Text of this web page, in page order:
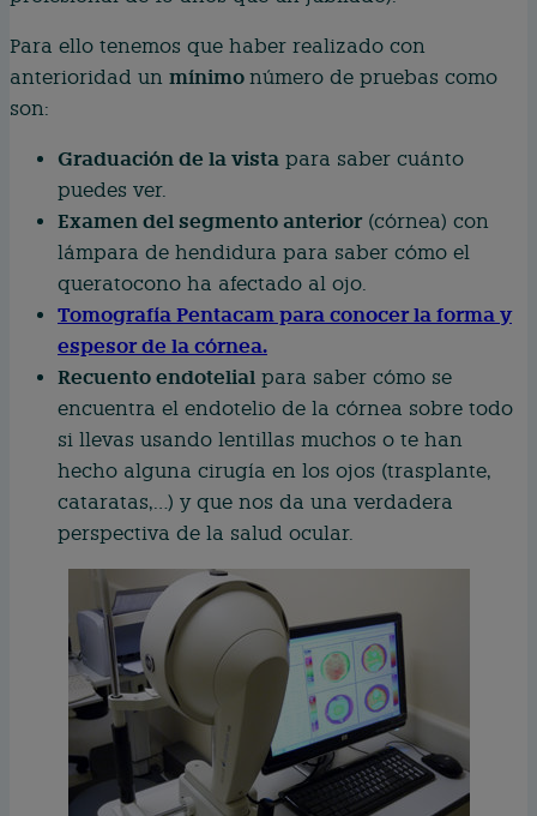
Para ello tenemos que haber realizado con
anterioridad un mínimo número de pruebas como
son:
Graduación de la vista para saber cuánto
puedes ver.
Examen del segmento anterior(córnea) con
lámpara de hendidura para saber cómo el
queratocono ha afectado al ojo.
Tomografía Pentacam para conocer la forma y
espesor de la córnea.
Recuento endotelial para saber cómo se
encuentra el endotelio de la córnea sobre todo
si llevas usando lentillas muchos o te han
hecho alguna cirugía en los ojos (trasplante,
cataratas,…) y que nos da una verdadera
perspectiva de la salud ocular.